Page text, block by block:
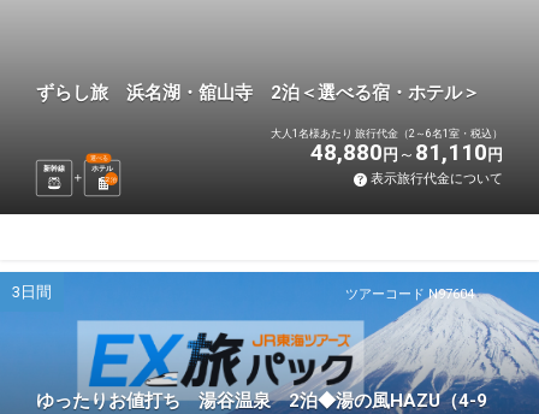
ずらし旅 浜名湖・舘山寺 2泊＜選べる宿・ホテル＞
新幹線 ホテル
選べる
2泊
大人1名様あたり 旅行代金（2～6名1室・税込）
48,880 円 81,110 円
表示旅行代金について
ツアーコード N97604
3日間
ゆったりお値打ち 湯谷温泉 2泊◆湯の風HAZU（4-9